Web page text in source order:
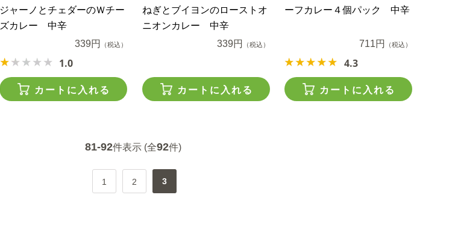
ジャーノとチェダーのＷチー
ズカレー 中辛
339円
（税込）
1.0
カートに入れる
ねぎとブイヨンのローストオ
ニオンカレー 中辛
339円
（税込）
カートに入れる
ーフカレー４個パック 中辛
711円 （税込）
4.3
カートに入れる
81-92件表示 (全92件)
1 2 3